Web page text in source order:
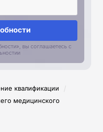
вы соглашаетесь с
квалификации /
медицинского